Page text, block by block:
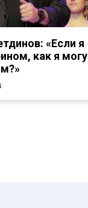
«Если я
как я могу